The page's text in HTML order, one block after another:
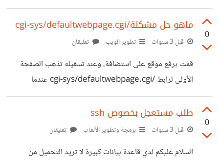
in.net/recive-posts/ 403 (Forbidden) صراحة اتعبني
تجربة الكثير من المقترحات بدون فائدة .
or 800 GB SSD ركبت عليه موقع وردبريس ، انشأت كود يقوم
بانشاء مقالات برمجيا باستخدام دالة wp_insert_post
المشكلة عندما اشغل الكود بشكل متكرر يتم اشغال جميع ال
https://github.com/ASFAR2023/IO/blob/main/1.p
hp
0
ماهو حل مشكلة/cgi-sys/defaultwebpage.cgi
قبل 3 سنوات تطوير الويب تعليقان
قمت برفع موقع على استضافة، وعند تشغيله تذهب الصفحة
الأولى لرابط /cgi-sys/defaultwebpage.cgi عندما
استخدم vpn يعمل بشكل عادي. هل من حل مجرب، لانني
جربت مسح الكاش في السرفر، والحاسوب، وكلودفلير ولم تحل
المشكلة.
0
طلب مستعجل بخصوص ssh
قبل 3 سنوات برمجة وتطوير الألعاب تعليقان
السلام عليكم لدي قاعدة بيانات كبيرة لا تريد التحميل من